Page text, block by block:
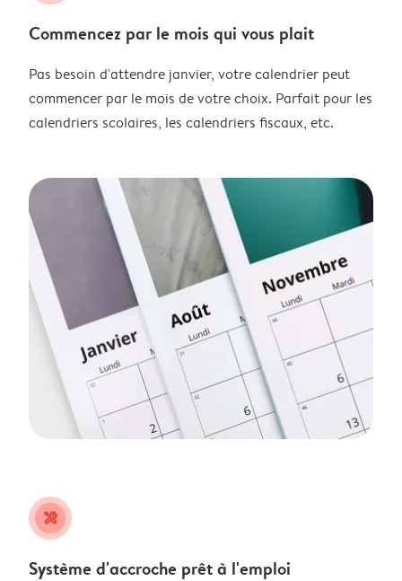
Commencez par le mois qui vous plait
Pas besoin d'attendre janvier, votre calendrier peut
commencer par le mois de votre choix. Parfait pour les
calendriers scolaires, les calendriers fiscaux, etc.
tools
Système d'accroche prêt à l'emploi